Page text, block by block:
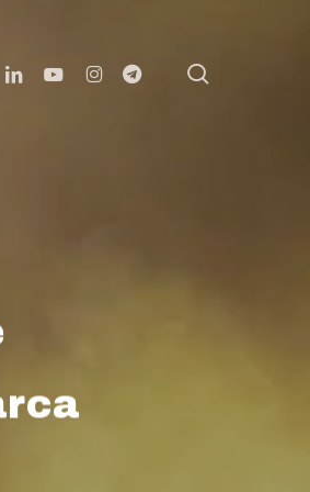
LinkedinYoutubeInstagramTelegram